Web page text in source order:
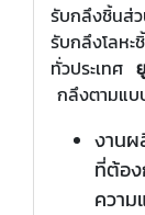
รับกลึงชิ้นส่
รับกลึงโลห
ทั่วประเทศ
กลึงตามแบ
งานผ
ที่ต้อ
ควา